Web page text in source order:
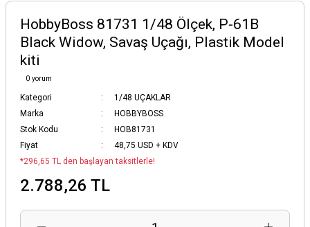
HobbyBoss 81731 1/48 Ölçek, P-61B
Black Widow, Savaş Uçağı, Plastik Model
kiti
0 yorum
Kategori
1/48 UÇAKLAR
Marka
HOBBYBOSS
Stok Kodu
HOB81731
Fiyat
48,75 USD + KDV
*296,65 TL den başlayan taksitlerle!
2.788,26 TL